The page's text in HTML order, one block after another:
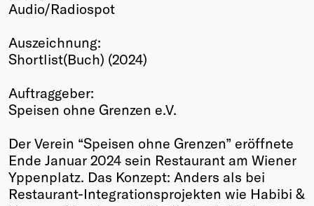
Past
Audio/Radiospot
Auszeichnung:
Shortlist(Buch) (2024)
Auftraggeber:
Speisen ohne Grenzen e.V.
Der Verein “Speisen ohne Grenzen” eröffnete
Ende Januar 2024 sein Restaurant am Wiener
Yppenplatz. Das Konzept: Anders als bei
Restaurant-Integrationsprojekten wie Habibi &